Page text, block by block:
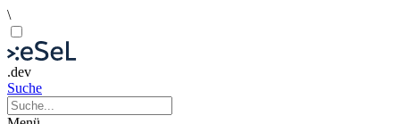
\
.dev
Suche